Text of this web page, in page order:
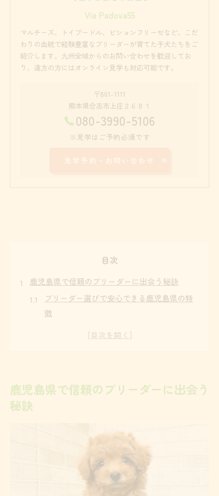
Via Padova55
マルチーズ、トイプードル、ビションフリーゼなど、こだ
わりの血統で経験豊富なブリーダーが育てた子犬たちをご
紹介します。九州全域からのお問い合わせを歓迎してお
り、遠方の方にはオンライン見学も対応可能です。
〒861-1111
熊本県合志市上庄２６８１
080-3990-5106
※見学はご予約必須です
目次
鹿児島県で信頼のブリーダーに出会う秘訣
ブリーダー選びで安心できる鹿児島県の特
徴
トイプードル専門ブリーダーの見極め方と
信頼できるブリーダーと里親の違いを理解
トイプードルの子犬選びで後悔しないための視
ブリーダーからトイプードル子犬を迎える
鹿児島県で信頼のブリーダーに出会う
秘訣